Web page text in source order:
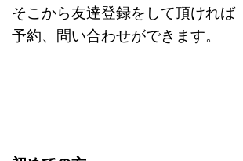
そこから友達登録をして頂ければ
予約、問い合わせができます。